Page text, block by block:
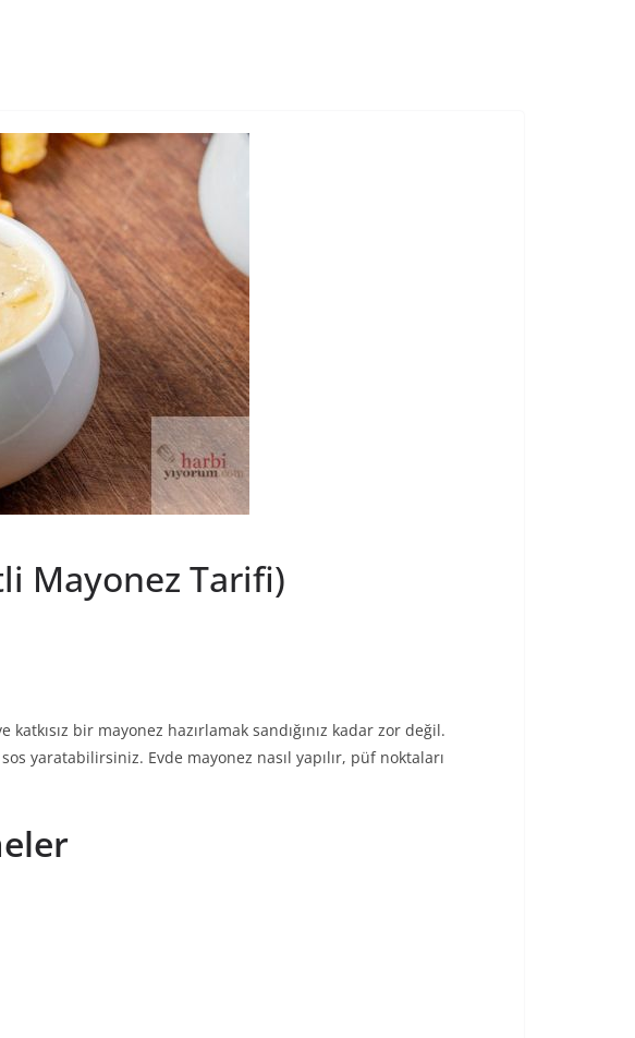
Mayonez Tarifi)
bir mayonez hazırlamak sandığınız kadar zor değil.
yaratabilirsiniz. Evde mayonez nasıl yapılır, püf noktaları